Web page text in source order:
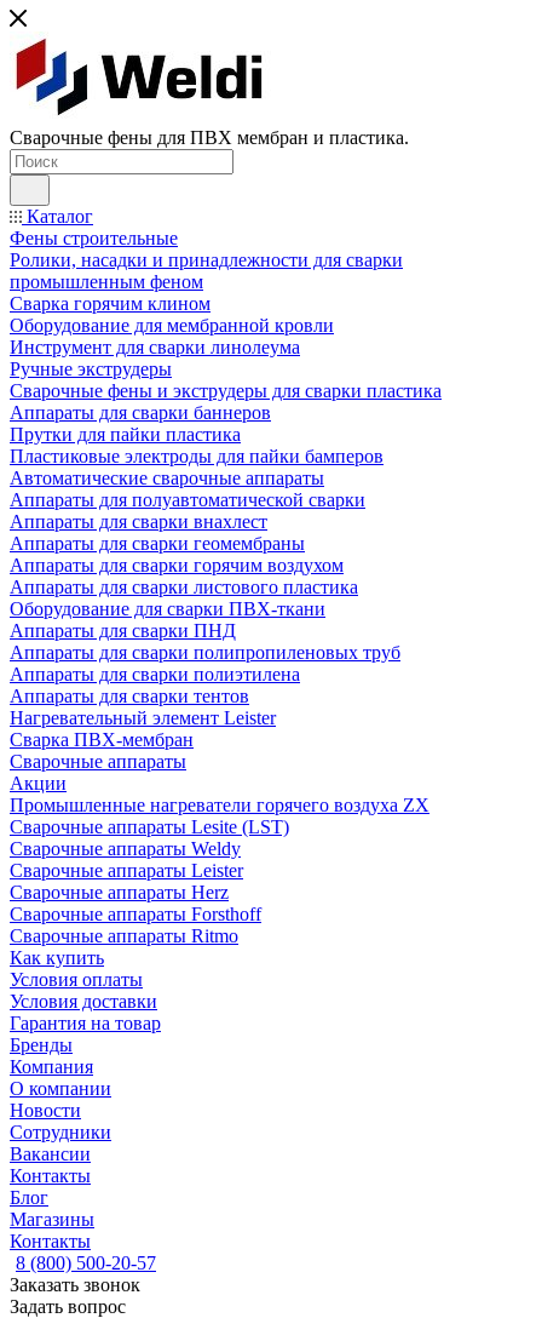
Сварочные фены для ПВХ мембран и пластика.
Каталог
Фены строительные
Ролики, насадки и принадлежности для сварки
промышленным феном
Сварка горячим клином
Оборудование для мембранной кровли
Инструмент для сварки линолеума
Ручные экструдеры
Сварочные фены и экструдеры для сварки пластика
Аппараты для сварки баннеров
Прутки для пайки пластика
Пластиковые электроды для пайки бамперов
Автоматические сварочные аппараты
Аппараты для полуавтоматической сварки
Аппараты для сварки внахлест
Аппараты для сварки геомембраны
Аппараты для сварки горячим воздухом
Аппараты для сварки листового пластика
Оборудование для сварки ПВХ-ткани
Аппараты для сварки ПНД
Аппараты для сварки полипропиленовых труб
Аппараты для сварки полиэтилена
Аппараты для сварки тентов
Нагревательный элемент Leister
Сварка ПВХ-мембран
Сварочные аппараты
Акции
Промышленные нагреватели горячего воздуха ZX
Сварочные аппараты Lesite (LST)
Сварочные аппараты Weldy
Сварочные аппараты Leister
Сварочные аппараты Herz
Сварочные аппараты Forsthoff
Сварочные аппараты Ritmo
Как купить
Условия оплаты
Условия доставки
Гарантия на товар
Бренды
Компания
О компании
Новости
Сотрудники
Вакансии
Контакты
Блог
Магазины
Контакты
8 (800) 500-20-57
Заказать звонок
Задать вопрос